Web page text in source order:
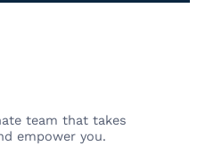
team that takes
empower you.